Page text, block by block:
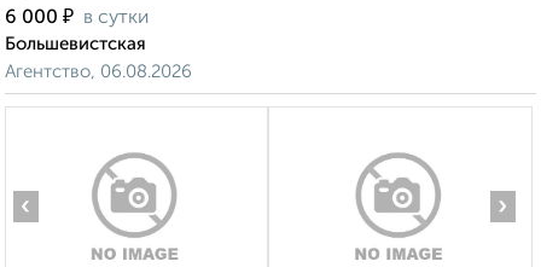
6 000 ₽ в сутки
Большевистская
Агентство, 06.08.2026
‹ ›